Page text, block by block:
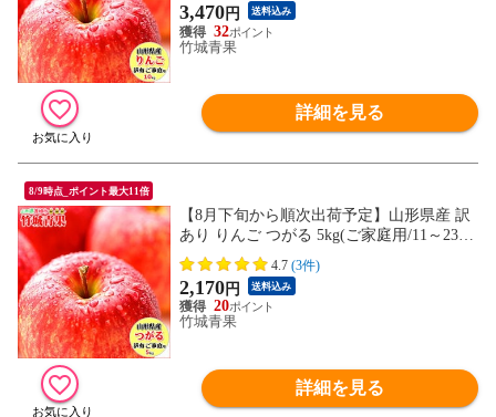
3,470円 送料込み
32
竹城青果
詳細を見る
8/9時点_ポイント最大11倍
【8月下旬から順次出荷予定】山形県産 訳
あり りんご つがる 5kg(ご家庭用/11～23玉
入り/生食可)※日時指定はメールで※
4.7 (3件)
2,170円 送料込み
20
竹城青果
詳細を見る